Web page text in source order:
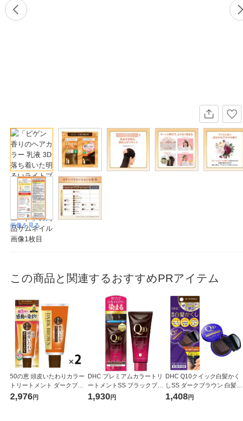
画像を見る
この商品と関連するおすすめPRアイテム
50の恵 頭皮いたわりカラー
トリートメント ダークブラ
ウン 150g 1セット（2個）
2,976円
DHC プレミアムカラートリ
ートメントSS ブラックブラ
ウン 150g 白髪染め・白髪ケ
1,930円
DHC Q10クイック白髪かく
しSS ダークブラウン 白髪染
め・白髪ケア・ヘアカラ
1,408円